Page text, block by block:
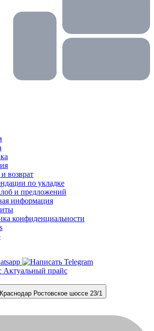
возврат
по укладке
и предложений
информация
конфиденциальности
Актуальный прайс
Краснодар Ростовское шоссе 23/1